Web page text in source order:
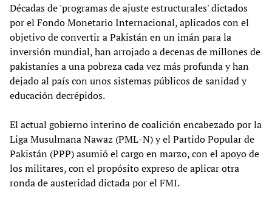
Décadas de 'programas de ajuste estructurales' dictados
por el Fondo Monetario Internacional, aplicados con el
objetivo de convertir a Pakistán en un imán para la
inversión mundial, han arrojado a decenas de millones de
pakistaníes a una pobreza cada vez más profunda y han
dejado al país con unos sistemas públicos de sanidad y
educación decrépidos.
El actual gobierno interino de coalición encabezado por la
Liga Musulmana Nawaz (PML-N) y el Partido Popular de
Pakistán (PPP) asumió el cargo en marzo, con el apoyo de
los militares, con el propósito expreso de aplicar otra
ronda de austeridad dictada por el FMI.